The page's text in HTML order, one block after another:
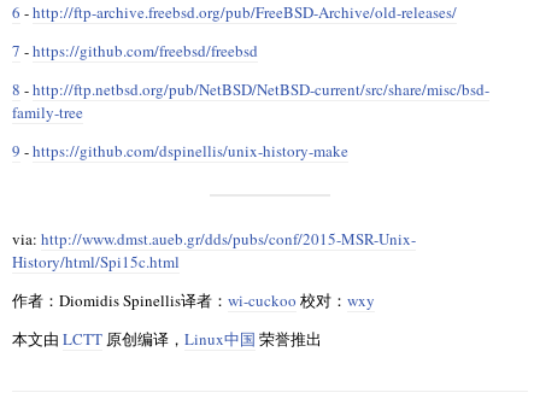
6 -http://ftp-archive.freebsd.org/pub/FreeBSD-Archive/old-releases/
7 -https://github.com/freebsd/freebsd
8 -http://ftp.netbsd.org/pub/NetBSD/NetBSD-current/src/share/misc/bsd-
family-tree
9 -https://github.com/dspinellis/unix-history-make
via: http://www.dmst.aueb.gr/dds/pubs/conf/2015-MSR-Unix-
History/html/Spi15c.html
作者：Diomidis Spinellis译者： wi-cuckoo 校对： wxy
本文由 LCTT 原创编译， Linux中国 荣誉推出